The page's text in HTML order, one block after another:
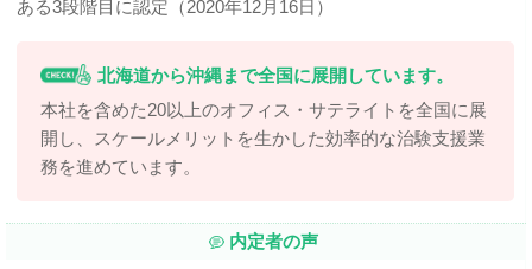
ある3段階目に認定（2020年12月16日）
北海道から沖縄まで全国に展開しています。
本社を含めた20以上のオフィス・サテライトを全国に展
開し、スケールメリットを生かした効率的な治験支援業
務を進めています。
内定者の声